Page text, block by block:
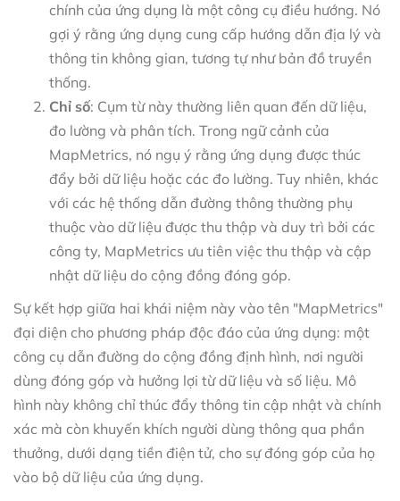
chính của ứng dụng là một công cụ điều hướng. Nó
gợi ý rằng ứng dụng cung cấp hướng dẫn địa lý và
thông tin không gian, tương tự như bản đồ truyền
thống.
Chỉ số: Cụm từ này thường liên quan đến dữ liệu,
đo lường và phân tích. Trong ngữ cảnh của
MapMetrics, nó ngụ ý rằng ứng dụng được thúc
đẩy bởi dữ liệu hoặc các đo lường. Tuy nhiên, khác
với các hệ thống dẫn đường thông thường phụ
thuộc vào dữ liệu được thu thập và duy trì bởi các
công ty, MapMetrics ưu tiên việc thu thập và cập
nhật dữ liệu do cộng đồng đóng góp.
Sự kết hợp giữa hai khái niệm này vào tên "MapMetrics"
đại diện cho phương pháp độc đáo của ứng dụng: một
công cụ dẫn đường do cộng đồng định hình, nơi người
dùng đóng góp và hưởng lợi từ dữ liệu và số liệu. Mô
hình này không chỉ thúc đẩy thông tin cập nhật và chính
xác mà còn khuyến khích người dùng thông qua phần
thưởng, dưới dạng tiền điện tử, cho sự đóng góp của họ
vào bộ dữ liệu của ứng dụng.